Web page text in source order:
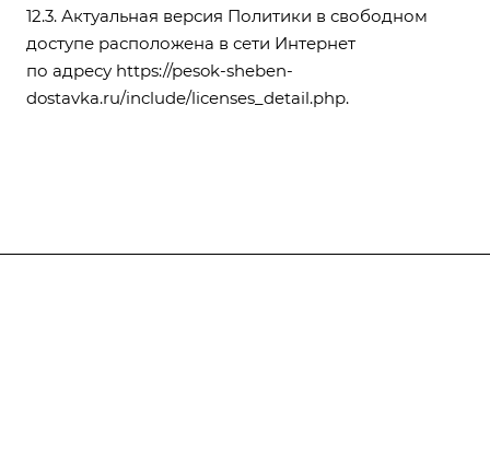
12.3. Актуальная версия Политики в свободном
доступе расположена в сети Интернет
по адресу https://pesok-sheben-
dostavka.ru/include/licenses_detail.php.